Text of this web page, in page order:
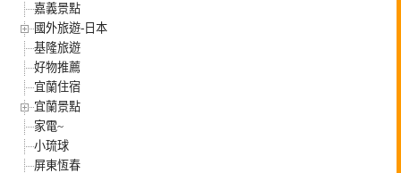
嘉義景點
國外旅遊-日本
基隆旅遊
好物推薦
宜蘭住宿
宜蘭景點
家電~
小琉球
屏東恆春